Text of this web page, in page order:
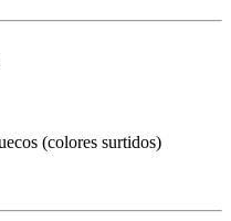
(colores surtidos)